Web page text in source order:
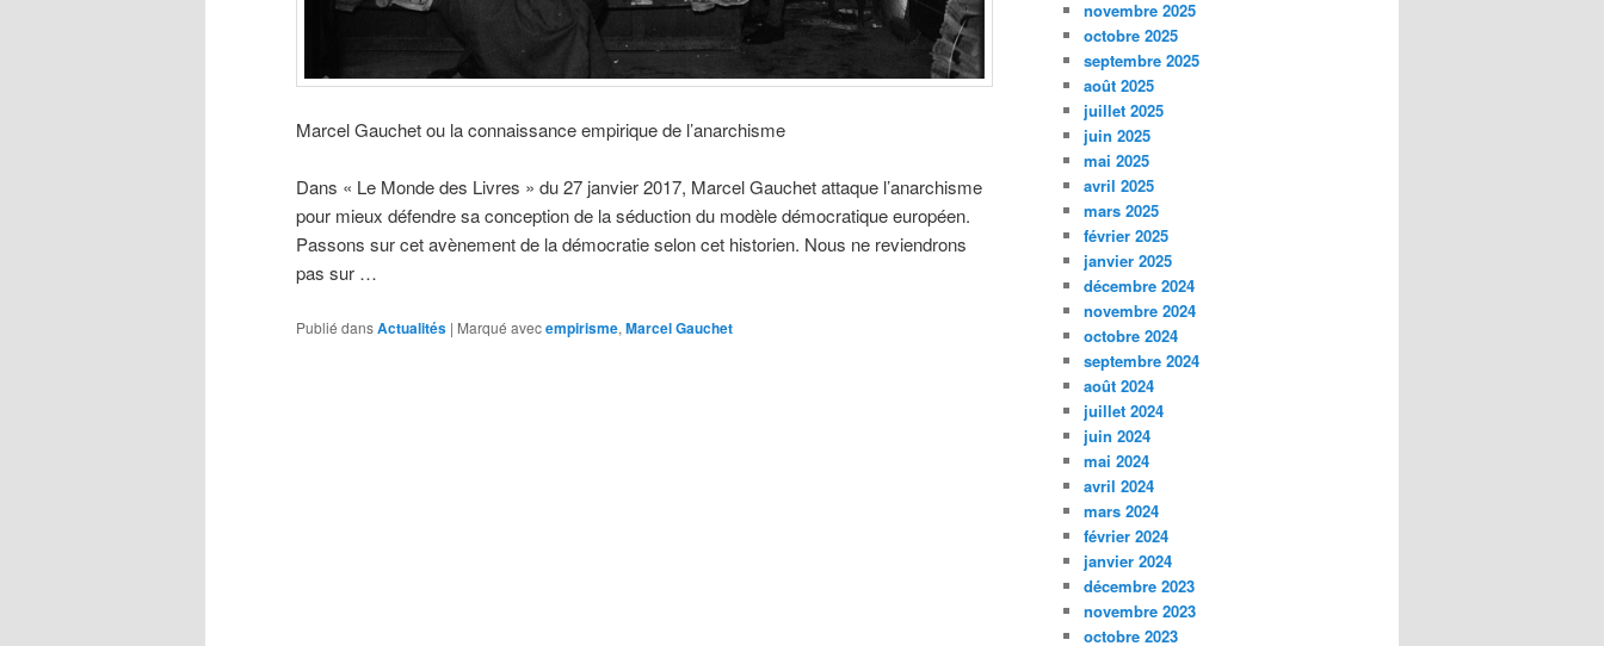
Marcel Gauchet ou la connaissance empirique de l’anarchisme
Dans « Le Monde des Livres » du 27 janvier 2017, Marcel Gauchet attaque l’anarchisme
pour mieux défendre sa conception de la séduction du modèle démocratique européen.
Passons sur cet avènement de la démocratie selon cet historien. Nous ne reviendrons
pas sur …
Publié dansActualités | Marqué avecempirisme, Marcel Gauchet
novembre 2025
octobre 2025
septembre 2025
août 2025
juillet 2025
juin 2025
mai 2025
avril 2025
mars 2025
février 2025
janvier 2025
décembre 2024
novembre 2024
octobre 2024
septembre 2024
août 2024
juillet 2024
juin 2024
mai 2024
avril 2024
mars 2024
février 2024
janvier 2024
décembre 2023
novembre 2023
octobre 2023